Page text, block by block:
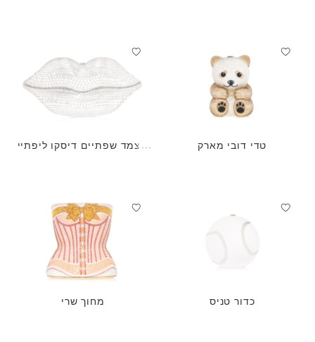
טדי דובי מארק
מצמד שפתיים דיסקו ליפתיי
כדור טניס מחוך שרי